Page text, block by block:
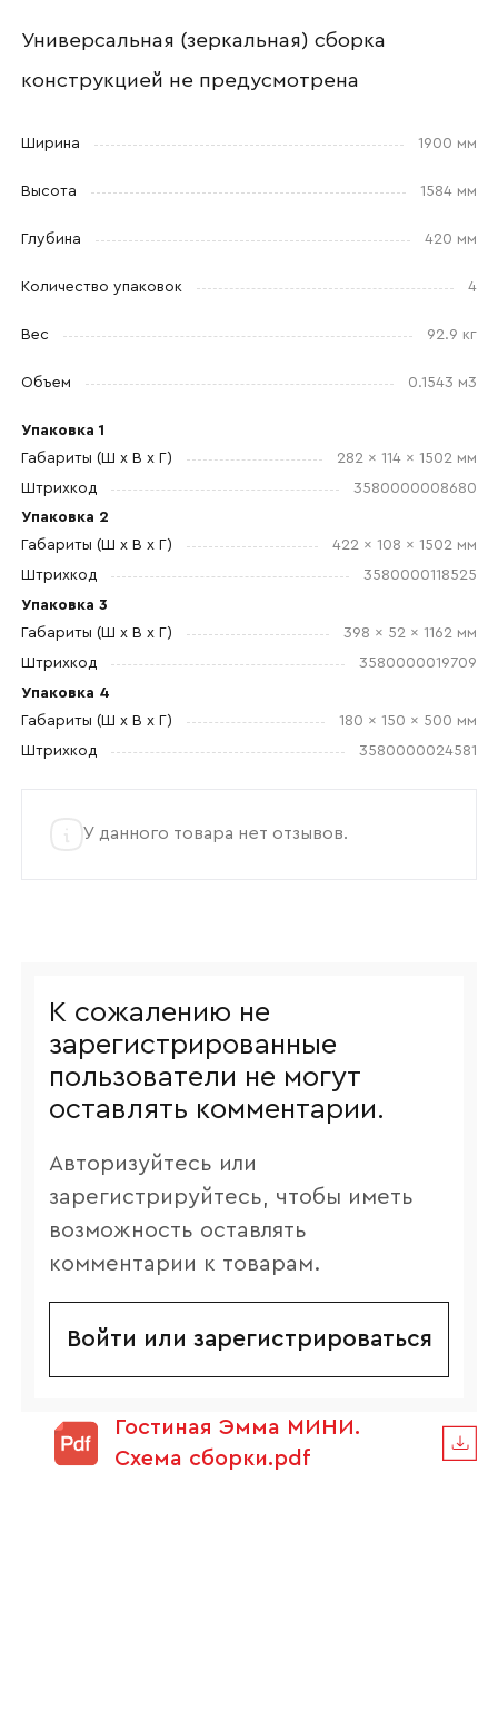
Универсальная (зеркальная) сборка
конструкцией не предусмотрена
Ширина 1900 мм
Высота 1584 мм
Глубина 420 мм
Количество упаковок 4
Вес 92.9 кг
Объем 0.1543 м3
Упаковка 1
Габариты (Ш x В x Г)
282 x 114 x 1502 мм
Штрихкод
3580000008680
Упаковка 2
Габариты (Ш x В x Г)
422 x 108 x 1502 мм
Штрихкод
3580000118525
Упаковка 3
Габариты (Ш x В x Г)
398 x 52 x 1162 мм
Штрихкод
3580000019709
Упаковка 4
Габариты (Ш x В x Г)
180 x 150 x 500 мм
Штрихкод
3580000024581
У данного товара нет отзывов.
К сожалению не
зарегистрированные
пользователи не могут
оставлять комментарии.
Авторизуйтесь или
зарегистрируйтесь, чтобы иметь
возможность оставлять
комментарии к товарам.
Войти или зарегистрироваться
Гостиная Эмма МИНИ.
Схема сборки.pdf
и обработкой данных.